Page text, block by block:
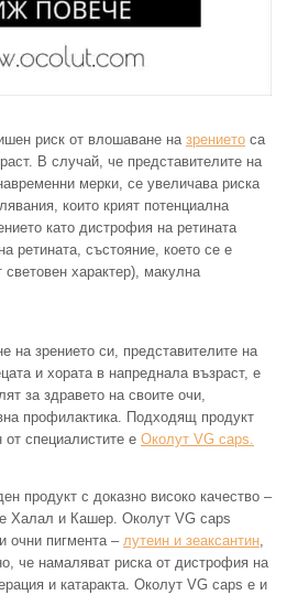
риск от влошаване на зрението са
В случай, че представителите на
мерки, се увеличава риска
които крият потенциална
като дистрофия на ретината
ретината, състояние, което се е
характер), макулна
на зрението си, представителите на
и хората в напреднала възраст, е
за здравето на своите очи,
профилактика. Подходящ продукт
специалистите е Околут VG caps.
продукт с доказно високо качество –
Халал и Кашер. Околут VG caps
очни пигмента – лутеин и зеаксантин
че намаляват риска от дистрофия на
и катаракта. Околут VG caps е и